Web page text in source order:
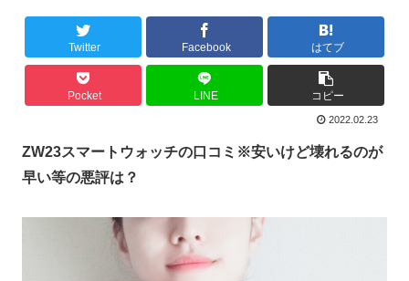
Twitter Facebook はてブ
Pocket LINE コピー
2022.02.23
ZW23スマートウォッチの口コミ※安いけど壊れるのが
早い等の悪評は？